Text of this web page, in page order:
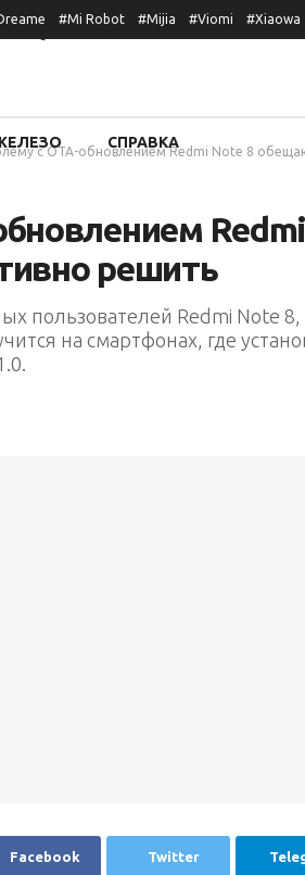
#Mi Robot #Mijia #Viomi #Xiaowa
СПРАВКА
с OTA-обновлением Redmi Note 8
решить
пользователей Redmi Note 8,
на смартфонах, где
Facebook Twitter